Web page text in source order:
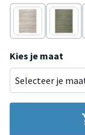
Zand Groen
Kies je maat